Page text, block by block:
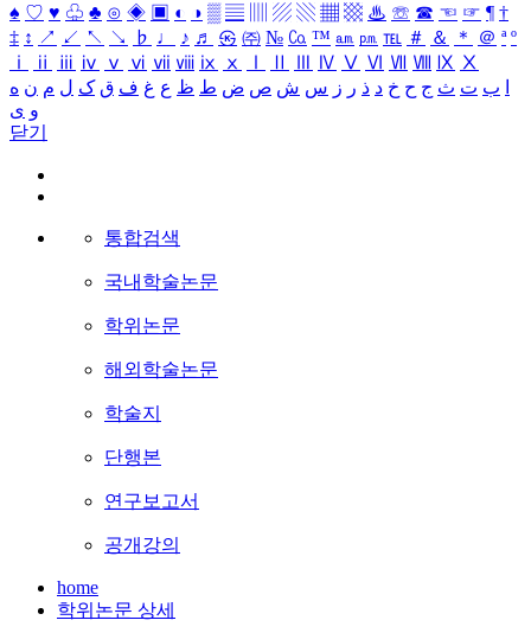
♠ ♡ ♥ ♧ ♣ ⊙ ◈ ▣ ◐ ◑ ▒ ▤ ▨ ▧ ▦ ▩ ♨ ☏ ☎ ☜ ☞ ¶ †
‡ ↕ ↗ ↙ ↖ ↘ ♭ ♩ ♪ ♬ ㉿ ㈜ № ㏇ ™ ㏂ ㏘ ℡ ＃ ＆ ＊ ＠ ª º
ⅰ
ⅱ ⅲ ⅳ ⅴ ⅵ ⅶ ⅷ ⅸ ⅹ Ⅳ Ⅴ Ⅵ Ⅶ Ⅷ Ⅸ Ⅹ
ب ت ث ج ح خ د ذ ر ز س ش ص ض ط ظ ع غ ف ق ک ل م ن ه
و ی
닫기
통합검색
국내학술논문
학위논문
해외학술논문
학술지
단행본
연구보고서
공개강의
home
학위논문 상세